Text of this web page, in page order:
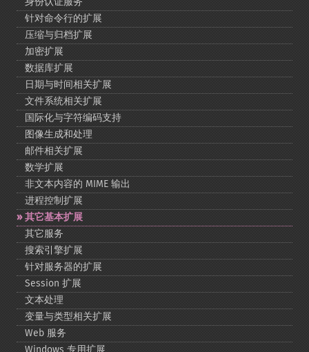
针对命令行的扩展
压缩与归档扩展
加密扩展
数据库扩展
日期与时间相关扩展
文件系统相关扩展
国际化与字符编码支持
图像生成和处理
邮件相关扩展
数学扩展
非文本内容的 MIME 输出
进程控制扩展
其它基本扩展
其它服务
搜索引擎扩展
针对服务器的扩展
Session 扩展
文本处理
变量与类型相关扩展
Web 服务
Windows 专用扩展